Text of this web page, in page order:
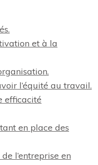
et à la
l’équité au travail.
efficacité
en place des
l’entreprise en